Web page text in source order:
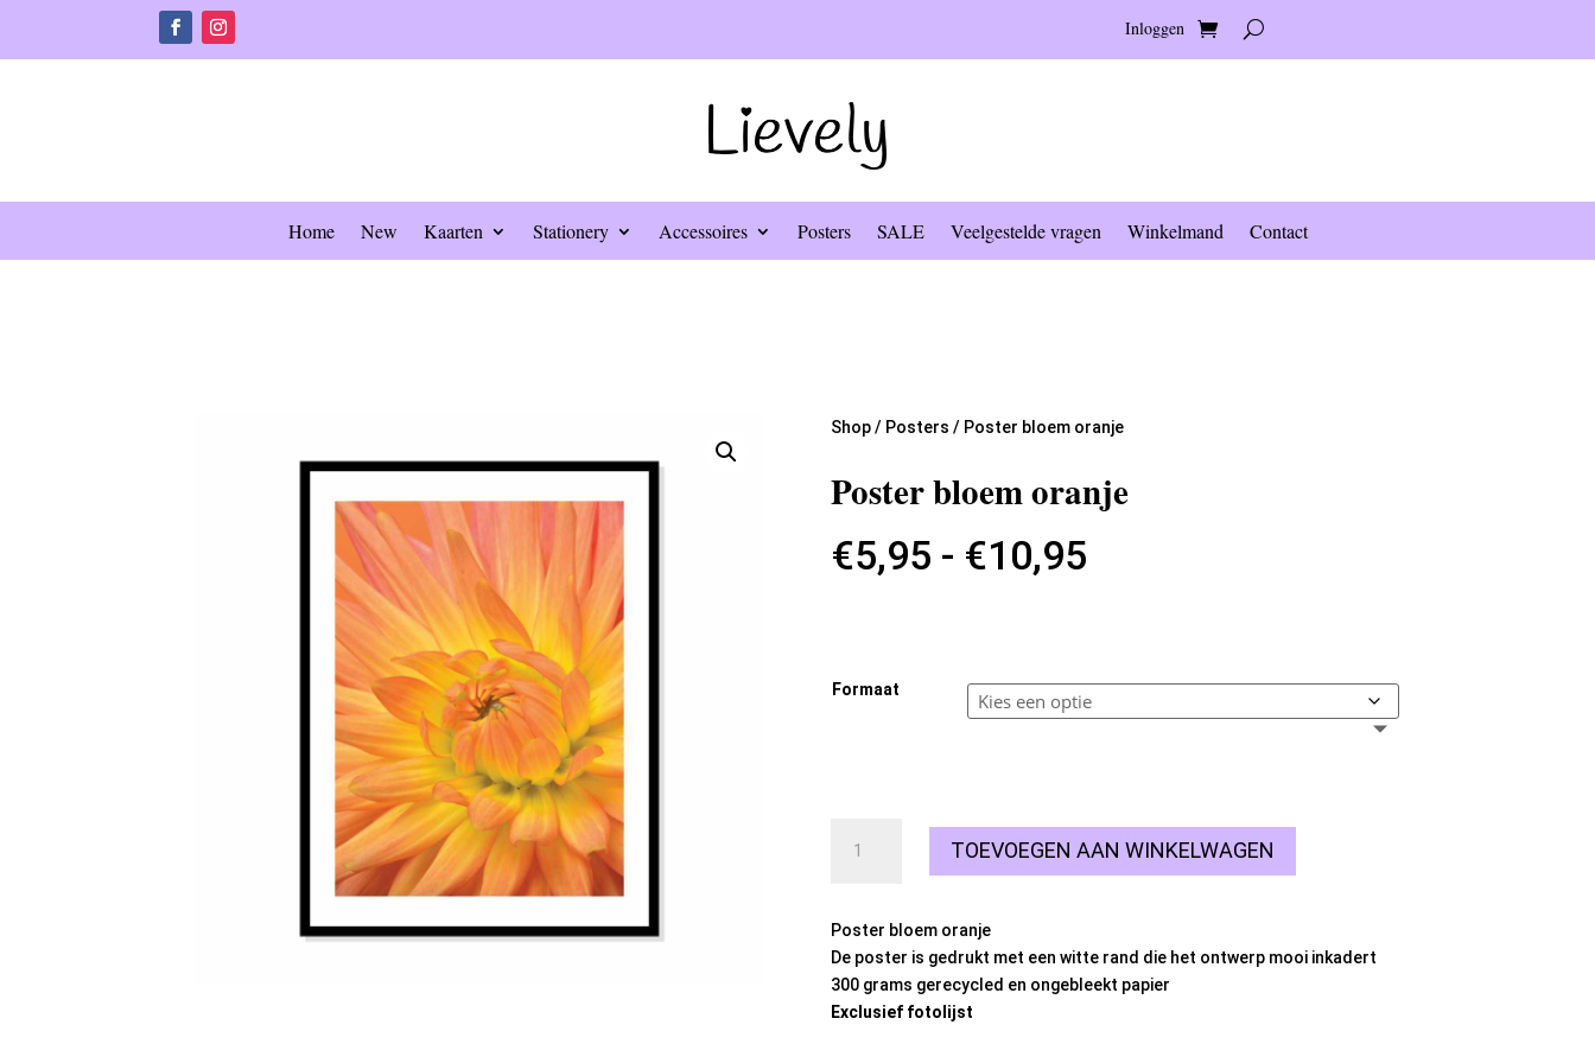
Inloggen
Home New Kaarten Stationery Accessoires Posters SALE Veelgestelde vragen Winkelmand Contact
Shop/ Posters / Poster bloem oranje
Poster bloem oranje
€5,95 - €10,95Prijsklasse:
€5,95
Formaat
bloem
TOEVOEGEN AAN WINKELWAGEN
Poster bloem oranje
De poster is gedrukt met een witte rand die het ontwerp mooi inkadert
300 grams gerecycled en ongebleekt papier
Exclusief fotolijst